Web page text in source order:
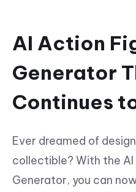
AI Action
Generator
Continues
Ever dreamed of
collectible? With the
Generator, you can